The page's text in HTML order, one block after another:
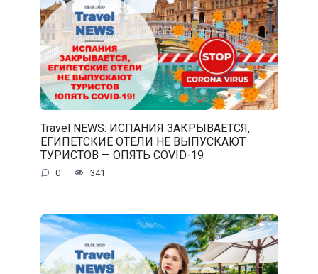
Travel NEWS: ИСПАНИЯ ЗАКРЫВАЕТСЯ,
ЕГИПЕТСКИЕ ОТЕЛИ НЕ ВЫПУСКАЮТ
ТУРИСТОВ — ОПЯТЬ COVID-19
0 341